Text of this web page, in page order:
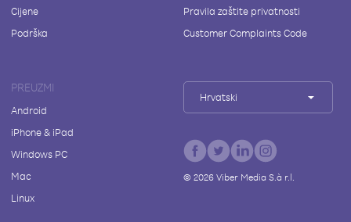
Cijene
Podrška
Pravila zaštite privatnosti
Customer Complaints Code
PREUZMI
Android
iPhone & iPad
Windows PC
Mac
Linux
Hrvatski
© 2026Viber Media S.à r.l.